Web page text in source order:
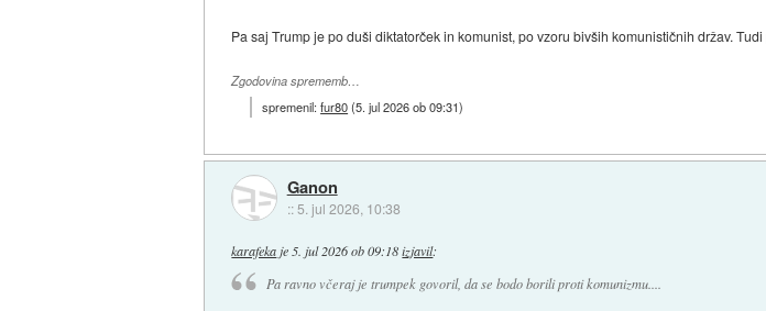
Pa saj Trump je po duši diktatorček in komunist, po vzoru bivših komunističnih držav.
Zgodovina sprememb…
spremenil:fur80(5. jul 2026 ob 09:31)
Ganon
:: 5. jul 2026, 10:38
karafeka je 5. jul 2026 ob 09:18 izjavil:
Pa ravno včeraj je trumpek govoril, da se bodo borili proti komunizmu....